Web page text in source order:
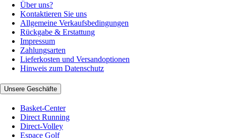
Über uns?
Kontaktieren Sie uns
Allgemeine Verkaufsbedingungen
Rückgabe & Erstattung
Impressum
Zahlungsarten
Lieferkosten und Versandoptionen
Hinweis zum Datenschutz
Unsere Geschäfte
Basket-Center
Direct Running
Direct-Volley
Espace Golf